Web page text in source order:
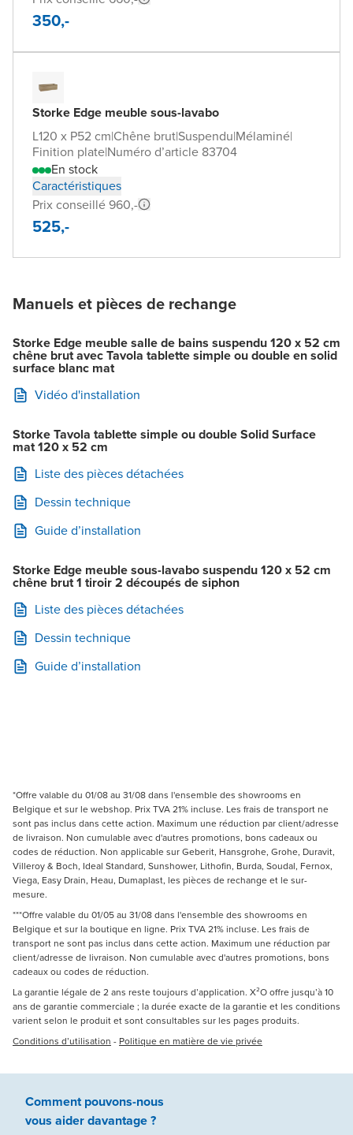
350,-
Storke Edge meuble sous-lavabo
L120 x P52 cm|Chêne brut|Suspendu|Mélaminé|
Finition plate|Numéro d’article 83704
En stock
Caractéristiques
Prix conseillé 960,-
525,-
Manuels et pièces de rechange
Storke Edge meuble salle de bains suspendu 120 x 52 cm
chêne brut avec Tavola tablette simple ou double en solid
surface blanc mat
Vidéo d'installation
Storke Tavola tablette simple ou double Solid Surface
mat 120 x 52 cm
Liste des pièces détachées
Dessin technique
Guide d’installation
Storke Edge meuble sous-lavabo suspendu 120 x 52 cm
chêne brut 1 tiroir 2 découpés de siphon
Liste des pièces détachées
Dessin technique
Guide d’installation
*Offre valable du 01/08 au 31/08 dans l'ensemble des showrooms en
Belgique et sur le webshop. Prix TVA 21% incluse. Les frais de transport ne
sont pas inclus dans cette action. Maximum une réduction par client/adresse
de livraison. Non cumulable avec d'autres promotions, bons cadeaux ou
codes de réduction. Non applicable sur Geberit, Hansgrohe, Grohe, Duravit,
Villeroy & Boch, Ideal Standard, Sunshower, Lithofin, Burda, Soudal, Fernox,
Viega, Easy Drain, Heau, Dumaplast, les pièces de rechange et le sur-
mesure.
***Offre valable du 01/05 au 31/08 dans l'ensemble des showrooms en
Belgique et sur la boutique en ligne. Prix TVA 21% incluse. Les frais de
transport ne sont pas inclus dans cette action. Maximum une réduction par
client/adresse de livraison. Non cumulable avec d'autres promotions, bons
cadeaux ou codes de réduction.
La garantie légale de 2 ans reste toujours d’application. X²O offre jusqu’à 10
ans de garantie commerciale ; la durée exacte de la garantie et les conditions
varient selon le produit et sont consultables sur les pages produits.
Conditions d’utilisation - Politique en matière de vie privée
Comment pouvons-nous
vous aiderdavantage ?